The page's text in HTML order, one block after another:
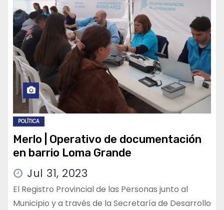
POLÍTICA
Merlo | Operativo de documentación
en barrio Loma Grande
Jul 31, 2023
El Registro Provincial de las Personas junto al
Municipio y a través de la Secretaría de Desarrollo